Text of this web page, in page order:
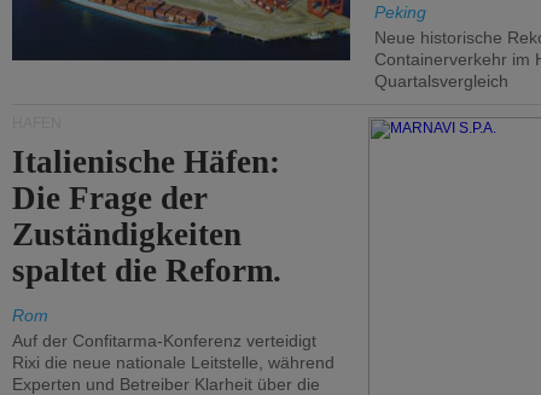
Peking
Neue historische
Containerverkehr im
Quartalsvergleich
Italienische Häfen:
Die Frage der
Zuständigkeiten
spaltet die Reform.
Rom
Auf der Confitarma-Konferenz verteidigt
Rixi die neue nationale Leitstelle, während
Experten und Betreiber Klarheit über die